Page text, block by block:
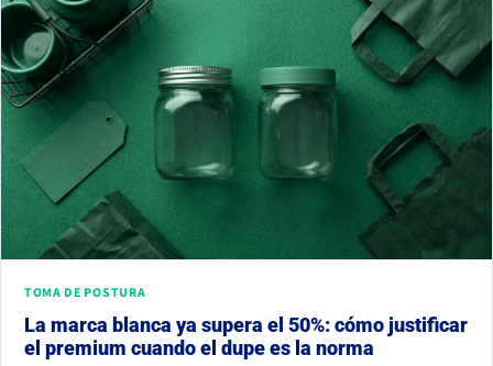
TOMA DE POSTURA
La marca blanca ya supera el 50%: cómo justificar
el premium cuando el dupe es la norma